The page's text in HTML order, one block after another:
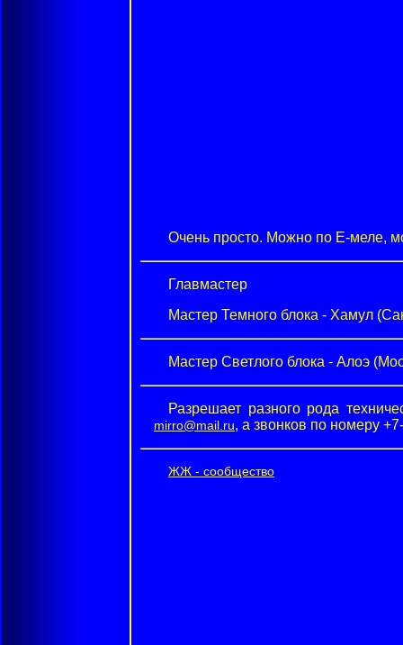
Очень просто. Можно по Е-меле,
Главмастер
Мастер Темного блока - Хамул
Мастер Светлого блока - Алоэ
Разрешает разного рода
mirro@mail.ru, а звонков по номеру
ЖЖ - сообщество